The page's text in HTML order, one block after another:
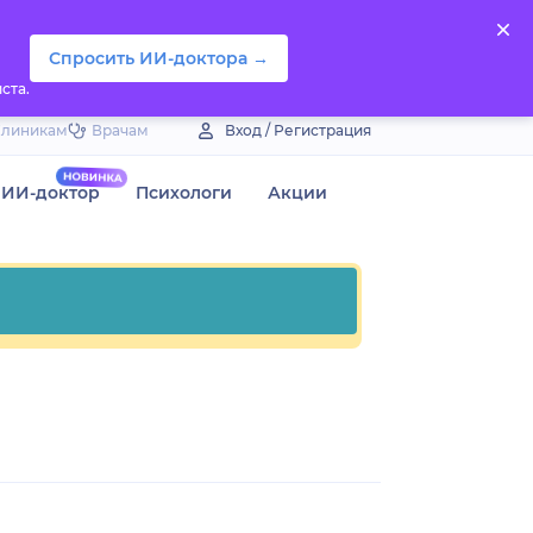
Спросить ИИ-доктора →
Врачам Вход / Регистрация
ИИ-доктор Психологи Акции